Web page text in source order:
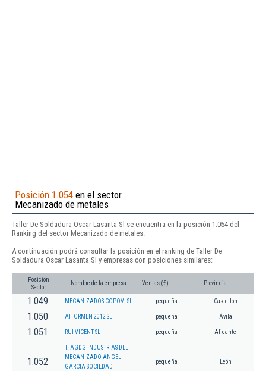
Posición 1.054 en el sector
Mecanizado de metales
Taller De Soldadura Oscar Lasanta Sl se encuentra en la posición 1.054 del
Ranking del sector Mecanizado de metales.
A continuación podrá consultar la posición en el ranking de Taller De
Soldadura Oscar Lasanta Sl y empresas con posiciones similares:
Posición
Sector
Nombre de la empresa Ventas (€) Provincia
1.049 MECANIZADOS COPOVI SL pequeña Castellon
1.050 AITORMEN 2012 SL pequeña Ávila
1.051 RUI-VICENT SL pequeña Alicante
1.052
T. AGDG INDUSTRIAS DEL
MECANIZADO ANGEL
GARCIA SOCIEDAD
pequeña León